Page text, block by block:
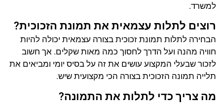
למשרד.
רוצים לתלות עצמאית את תמונת הזכוכית?
הבחירה לתלות תמונת זכוכית בצורה עצמאית יכולה להיות
חוויה מהנה ועל הדרך לחסוך כמה מאות שקלים. אך חשוב
לזכור שבעלי המקצוע עושים את זה על בסיס יומי ומביאים את
תלייה תמונה הזכוכית בצורה הכי מקצועית שיש.
מה צריך כדי לתלות את התמונה?